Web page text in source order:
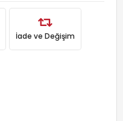
İade ve Değişim